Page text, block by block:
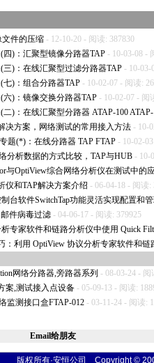
文件的压缩 - 12-10-20 - 阅读: 387830
)：汇聚型镜像分路器TAP - 10-03-08 -
)：在线汇聚型过滤分路器TAP - 10-03-
)：组合分路器TAP - 10-02-07 - 阅读:
)：镜像交换分路器TAP - 10-02-07 - 阅
)：在线汇聚型分路器 ATAP-100 ATAP-
决方案，网络测试的常用接入方法 - 10-
题(*)：在线分路器 TAP FTAP - 10-02-
分析数据的方式比较，TAP与HUB - 10-
与OptiView综合网络分析仪在测试中的
仪和TAP解决方案介绍 - 06-04-18 - 阅读:
制台软件SwitchTap功能灵活实现配置和
件病毒过滤 - 04-06-17 - 阅读: 379925
专家软件和链路分析仪中使用 Quick
：利用 OptiView 协议分析专家软件和
网络分路器,旁路器系列 - 08-03-24 - 阅
案,测试接入点设备 - 05-09-13 - 阅读:
监测接口盒FTAP-012 - 03-11-24 - 阅读:
Email给朋友
版权所有·安恒公司 Copyright ©